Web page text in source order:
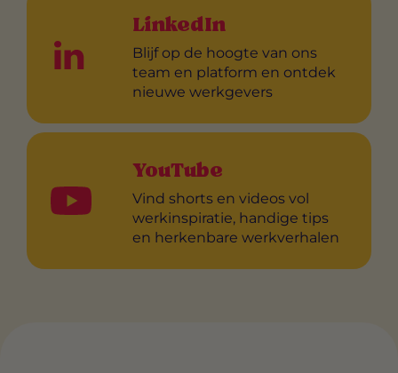
LinkedIn
Blijf op de hoogte van ons
team en platform en ontdek
nieuwe werkgevers
YouTube
Vind shorts en videos vol
werkinspiratie, handige tips
en herkenbare werkverhalen